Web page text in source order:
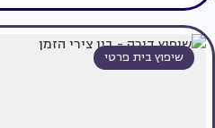
שיפוץ בית פרטי